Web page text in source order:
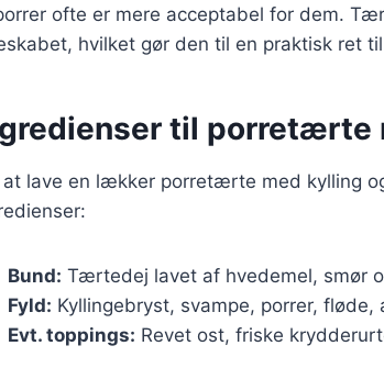
ofte er mere acceptabel for dem.
hvilket gør den til en praktisk ret
til porretærte
at lave en lækker porretærte med kylling
Bund: Tærtedej lavet af hvedemel, smør
Fyld: Kyllingebryst, svampe, porrer,
Evt. toppings: Revet ost, friske